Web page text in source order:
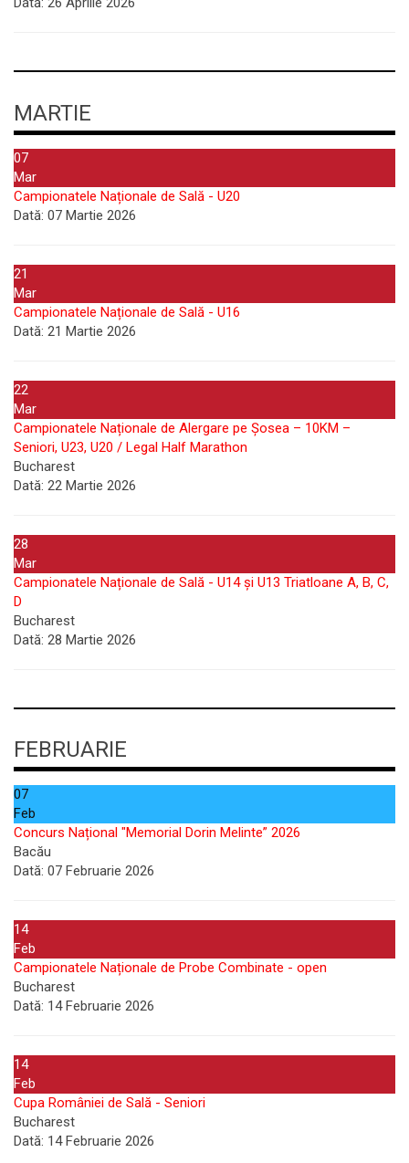
MARTIE
07
Mar
Campionatele Naționale de Sală - U20
Dată: 07 Martie 2026
21
Mar
Campionatele Naționale de Sală - U16
Dată: 21 Martie 2026
22
Mar
Campionatele Naționale de Alergare pe Șosea – 10KM –
Seniori, U23, U20 / Legal Half Marathon
Bucharest
Dată: 22 Martie 2026
28
Mar
Campionatele Naționale de Sală - U14 și U13 Triatloane A, B, C,
D
Bucharest
Dată: 28 Martie 2026
FEBRUARIE
07
Feb
Concurs Național "Memorial Dorin Melinte” 2026
Bacău
Dată: 07 Februarie 2026
14
Feb
Campionatele Naționale de Probe Combinate - open
Bucharest
Dată: 14 Februarie 2026
14
Feb
Cupa României de Sală - Seniori
Bucharest
Dată: 14 Februarie 2026